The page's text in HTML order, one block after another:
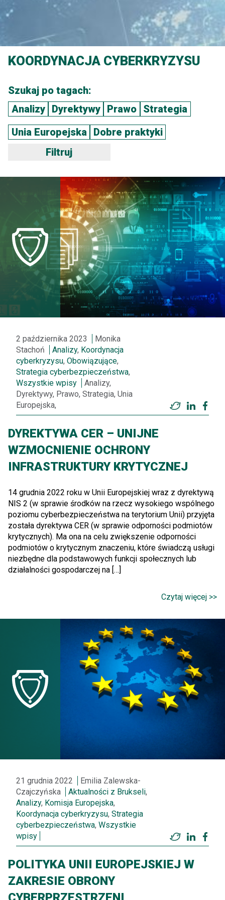
KOORDYNACJA CYBERKRYZYSU
Szukaj po tagach:
Analizy
Dyrektywy Prawo Strategia
Unia Europejska
Dobre praktyki
2 października 2023
Monika
Stachoń
Analizy, Koordynacja
cyberkryzysu, Obowiązujące,
Strategia cyberbezpieczeństwa,
Wszystkie wpisy
Analizy,
Dyrektywy, Prawo, Strategia, Unia
Europejska,
Twitter
DYREKTYWA CER – UNIJNE
WZMOCNIENIE OCHRONY
INFRASTRUKTURY KRYTYCZNEJ
14 grudnia 2022 roku w Unii Europejskiej wraz z dyrektywą
NIS 2 (w sprawie środków na rzecz wysokiego wspólnego
poziomu cyberbezpieczeństwa na terytorium Unii) przyjęta
została dyrektywa CER (w sprawie odporności podmiotów
krytycznych). Ma ona na celu zwiększenie odporności
podmiotów o krytycznym znaczeniu, które świadczą usługi
niezbędne dla podstawowych funkcji społecznych lub
działalności gospodarczej na […]
Czytaj więcej >>
21 grudnia 2022
Emilia Zalewska-
Czajczyńska
Aktualności z Brukseli,
Analizy, Komisja Europejska,
Koordynacja cyberkryzysu, Strategia
cyberbezpieczeństwa, Wszystkie
wpisy
Twitter
POLITYKA UNII EUROPEJSKIEJ W
ZAKRESIE OBRONY